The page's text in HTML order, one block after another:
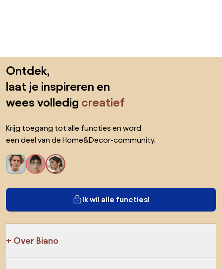
Ontdek,
laat je inspireren en
wees volledig creatief
Krijg toegang tot alle functies en word
een deel van de Home&Decor-community.
Ik wil alle functies!
Over Biano